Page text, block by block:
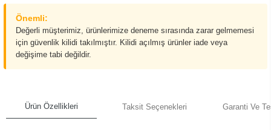
Önemli:
Değerli müşterimiz, ürünlerimize deneme sırasında zarar gelmemesi
için güvenlik kilidi takılmıştır. Kilidi açılmış ürünler iade veya
değişime tabi değildir.
Ürün Özellikleri Taksit Seçenekleri Garanti Ve